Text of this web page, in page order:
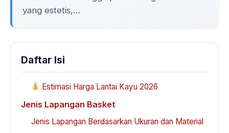
yang estetis,…
Daftar Isi
Estimasi Harga Lantai Kayu 2026
Jenis Lapangan Basket
Jenis Lapangan Berdasarkan Ukuran dan Material